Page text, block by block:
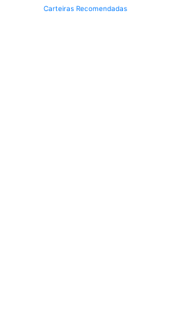
Carteiras Recomendadas